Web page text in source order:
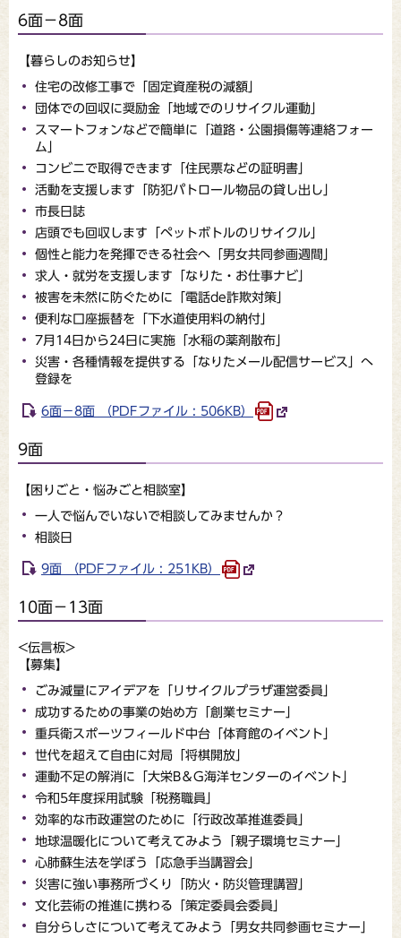
6面－8面
【暮らしのお知らせ】
住宅の改修工事で「固定資産税の減額」
団体での回収に奨励金「地域でのリサイクル運動」
スマートフォンなどで簡単に「道路・公園損傷等連絡フォー
ム」
コンビニで取得できます「住民票などの証明書」
活動を支援します「防犯パトロール物品の貸し出し」
市長日誌
店頭でも回収します「ペットボトルのリサイクル」
個性と能力を発揮できる社会へ「男女共同参画週間」
求人・就労を支援します「なりた・お仕事ナビ」
被害を未然に防ぐために「電話de詐欺対策」
便利な口座振替を「下水道使用料の納付」
7月14日から24日に実施「水稲の薬剤散布」
災害・各種情報を提供する「なりたメール配信サービス」へ
登録を
6面－8面 （PDFファイル : 506KB）
9面
【困りごと・悩みごと相談室】
一人で悩んでいないで相談してみませんか？
相談日
9面 （PDFファイル : 251KB）
10面－13面
<伝言板>
【募集】
ごみ減量にアイデアを「リサイクルプラザ運営委員」
成功するための事業の始め方「創業セミナー」
重兵衛スポーツフィールド中台「体育館のイベント」
世代を超えて自由に対局「将棋開放」
運動不足の解消に「大栄B＆G海洋センターのイベント」
令和5年度採用試験「税務職員」
効率的な市政運営のために「行政改革推進委員」
地球温暖化について考えてみよう「親子環境セミナー」
心肺蘇生法を学ぼう「応急手当講習会」
災害に強い事務所づくり「防火・防災管理講習」
文化芸術の推進に携わる「策定委員会委員」
自分らしさについて考えてみよう「男女共同参画セミナー」